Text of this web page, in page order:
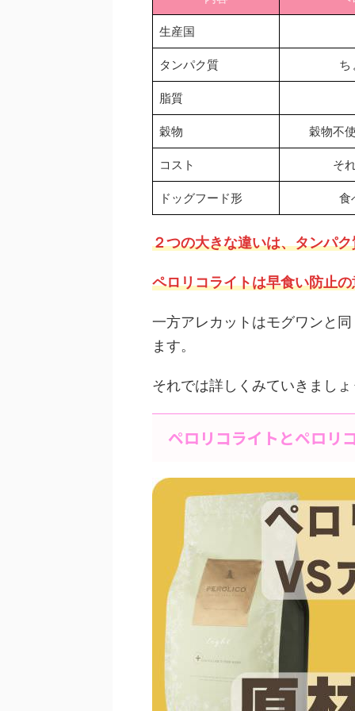
生産国
タンパク質 ち
脂質
穀物 穀物不
コスト そ
ドッグフード形 食
２つの大きな違いは、タンパ
ペロリコライトは早食い防止
一方アレカットはモグワンと
ます。
それでは詳しくみていきまし
ペロリコライトとペロリ